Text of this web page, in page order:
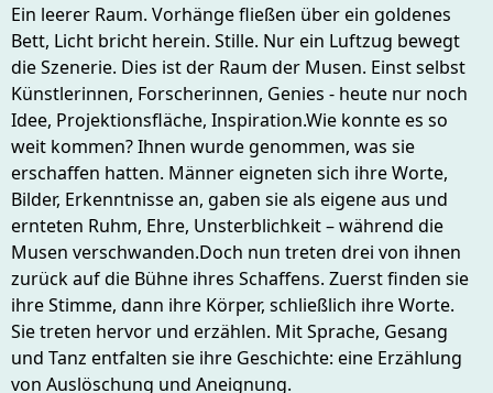
Ein leerer Raum. Vorhänge fließen über ein goldenes
Bett, Licht bricht herein. Stille. Nur ein Luftzug bewegt
die Szenerie. Dies ist der Raum der Musen. Einst selbst
Künstlerinnen, Forscherinnen, Genies - heute nur noch
Idee, Projektionsfläche, Inspiration.Wie konnte es so
weit kommen? Ihnen wurde genommen, was sie
erschaffen hatten. Männer eigneten sich ihre Worte,
Bilder, Erkenntnisse an, gaben sie als eigene aus und
ernteten Ruhm, Ehre, Unsterblichkeit – während die
Musen verschwanden.Doch nun treten drei von ihnen
zurück auf die Bühne ihres Schaffens. Zuerst finden sie
ihre Stimme, dann ihre Körper, schließlich ihre Worte.
Sie treten hervor und erzählen. Mit Sprache, Gesang
und Tanz entfalten sie ihre Geschichte: eine Erzählung
von Auslöschung und Aneignung.